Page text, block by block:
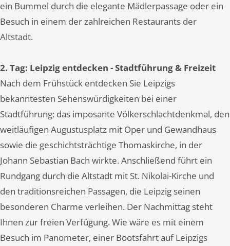
ein Bummel durch die elegante Mädlerpassage oder ein
Besuch in einem der zahlreichen Restaurants der
Altstadt.
2. Tag: Leipzig entdecken - Stadtführung & Freizeit
Nach dem Frühstück entdecken Sie Leipzigs
bekanntesten Sehenswürdigkeiten bei einer
Stadtführung: das imposante Völkerschlachtdenkmal, den
weitläufigen Augustusplatz mit Oper und Gewandhaus
sowie die geschichtsträchtige Thomaskirche, in der
Johann Sebastian Bach wirkte. Anschließend führt ein
Rundgang durch die Altstadt mit St. Nikolai-Kirche und
den traditionsreichen Passagen, die Leipzig seinen
besonderen Charme verleihen. Der Nachmittag steht
Ihnen zur freien Verfügung. Wie wäre es mit einem
Besuch im Panometer, einer Bootsfahrt auf Leipzigs